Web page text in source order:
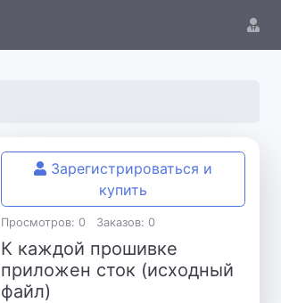
Зарегистрироваться и
купить
Просмотров: 0 Заказов: 0
К каждой прошивке
приложен сток (исходный
файл)